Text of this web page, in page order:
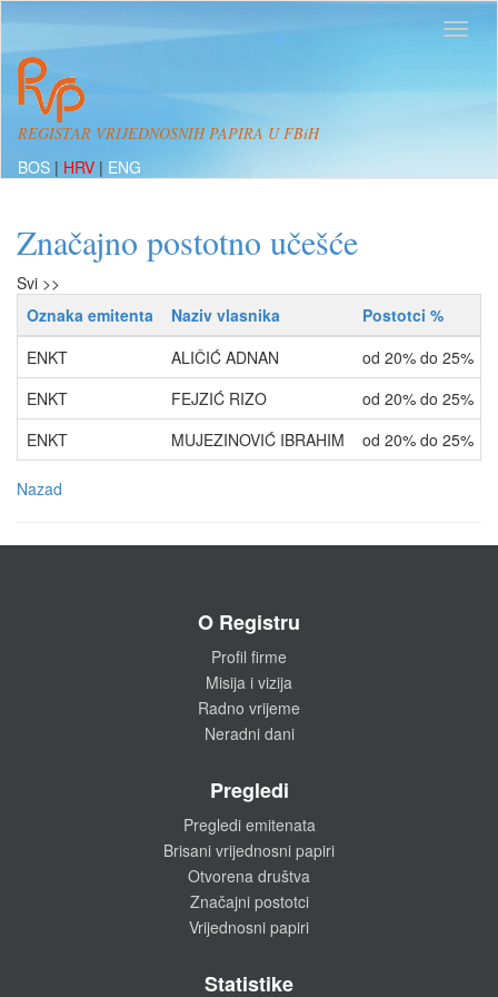
REGISTAR VRIJEDNOSNIH PAPIRA U FBiH
BOS | HRV | ENG
Značajno postotno učešće
Svi >>
Oznaka emitenta
Naziv vlasnika Postotci %
ENKT
ALIČIĆ ADNAN od 20% do 25%
ENKT
FEJZIĆ RIZO od 20% do 25%
ENKT
MUJEZINOVIĆ IBRAHIM od 20% do 25%
Nazad
O Registru
Profil firme
Misija i vizija
Radno vrijeme
Neradni dani
Pregledi
Pregledi emitenata
Brisani vrijednosni papiri
Otvorena društva
Značajni postotci
Vrijednosni papiri
Statistike